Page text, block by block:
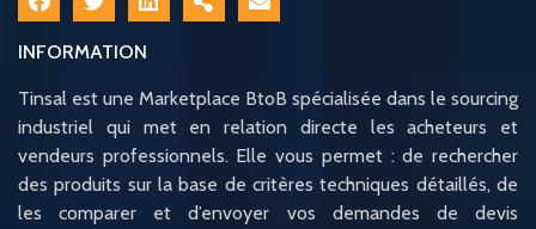
INFORMATION
Tinsal est une Marketplace BtoB spécialisée dans le sourcing
industriel qui met en relation directe les acheteurs et
vendeurs professionnels. Elle vous permet : de rechercher
des produits sur la base de critères techniques détaillés, de
les comparer et d’envoyer vos demandes de devis